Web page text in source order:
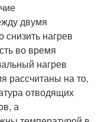
двумя
снизить нагрев
во время
нагрев
рассчитаны на то,
отводящих
а